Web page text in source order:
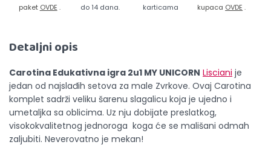
paket OVDE .
do 14 dana.
karticama
kupaca OVDE .
Detaljni opis
Carotina Edukativna igra 2u1 MY UNICORN Lisciani je
jedan od najslađih setova za male Zvrkove. Ovaj Carotina
komplet sadrži veliku šarenu slagalicu koja je ujedno i
umetaljka sa oblicima. Uz nju dobijate preslatkog,
visokokvalitetnog jednoroga koga će se mališani odmah
zaljubiti. Neverovatno je mekan!